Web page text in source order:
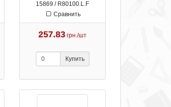
15869 / R80100.L.F
Сравнить
257.83 грн./шт
Купить